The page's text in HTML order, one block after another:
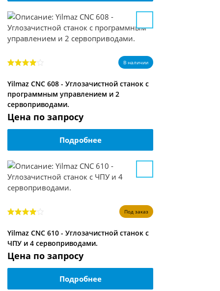
В наличии
Yilmaz CNC 608 - Углозачистной станок с
программным управлением и 2
сервоприводами.
Цена по запросу
Подробнее
Под заказ
Yilmaz CNC 610 - Углозачистной станок с
ЧПУ и 4 сервоприводами.
Цена по запросу
Подробнее